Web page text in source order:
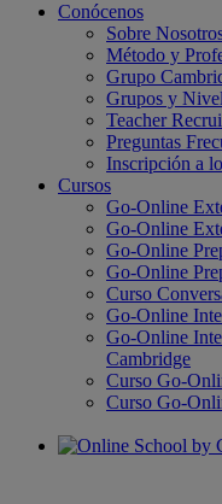
Conócenos
Sobre
Método y
Grupo
Grupos y
Teacher
Preguntas
Inscripción a
Cursos
Go-Online
Go-Online
Go-Online
Go-Online
Curso
Go-Online
Go-Online
Cambridge
Curso Go-
Curso Go-